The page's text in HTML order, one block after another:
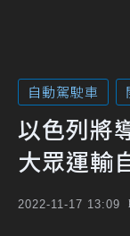
自動駕駛車
以色列將
大眾運輸
2022-11-17 13:09